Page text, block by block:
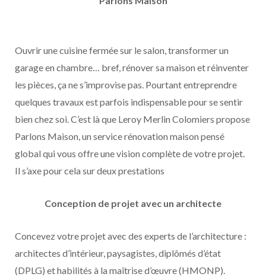
Ouvrir une cuisine fermée sur le salon, transformer un
garage en chambre… bref, rénover sa maison et réinventer
les pièces, ça ne s’improvise pas. Pourtant entreprendre
quelques travaux est parfois indispensable pour se sentir
bien chez soi. C’est là que Leroy Merlin Colomiers propose
Parlons Maison, un service rénovation maison pensé
global qui vous offre une vision complète de votre projet.
Il s’axe pour cela sur deux prestations
Conception de projet avec un architecte
Concevez votre projet avec des experts de l’architecture :
architectes d’intérieur, paysagistes, diplômés d’état
(DPLG) et habilités à la maîtrise d’œuvre (HMONP).